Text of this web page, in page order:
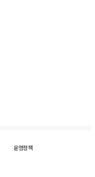
운영정책